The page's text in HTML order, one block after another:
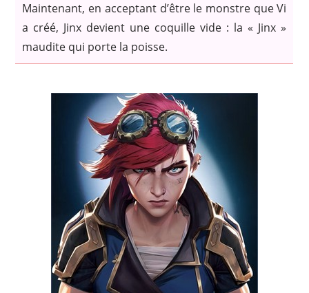
Maintenant, en acceptant d’être le monstre que Vi
a créé, Jinx devient une coquille vide : la « Jinx »
maudite qui porte la poisse.